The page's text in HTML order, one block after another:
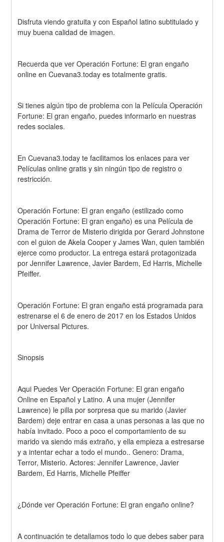
Disfruta viendo gratuita y con Español latino subtitulado y
muy buena calidad de imagen.
Recuerda que ver Operación Fortune: El gran engaño
online en Cuevana3.today es totalmente gratis.
Si tienes algún tipo de problema con la Película Operación
Fortune: El gran engaño, puedes informarlo en nuestras
redes sociales.
En Cuevana3.today te facilitamos los enlaces para ver
Películas online gratis y sin ningún tipo de registro o
restricción.
Operación Fortune: El gran engaño (estilizado como
Operación Fortune: El gran engaño) es una Película de
Drama de Terror de Misterio dirigida por Gerard Johnstone
con el guion de Akela Cooper y James Wan, quien también
ejerce como productor. La entrega estará protagonizada
por Jennifer Lawrence, Javier Bardem, Ed Harris, Michelle
Pfeiffer.
Operación Fortune: El gran engaño está programada para
estrenarse el 6 de enero de 2017 en los Estados Unidos
por Universal Pictures.
Sinopsis
Aqui Puedes Ver Operación Fortune: El gran engaño
Online en Español y Latino. A una mujer (Jennifer
Lawrence) le pilla por sorpresa que su marido (Javier
Bardem) deje entrar en casa a unas personas a las que no
había invitado. Poco a poco el comportamiento de su
marido va siendo más extraño, y ella empieza a estresarse
y a intentar echar a todo el mundo.. Genero: Drama,
Terror, Misterio. Actores: Jennifer Lawrence, Javier
Bardem, Ed Harris, Michelle Pfeiffer
¿Dónde ver Operación Fortune: El gran engaño online?
A continuación te detallamos todo lo que debes saber para